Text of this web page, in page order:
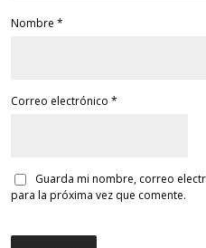
Nombre *
Correo electrónico *
Guarda mi nombre, correo
para la próxima vez que comente.